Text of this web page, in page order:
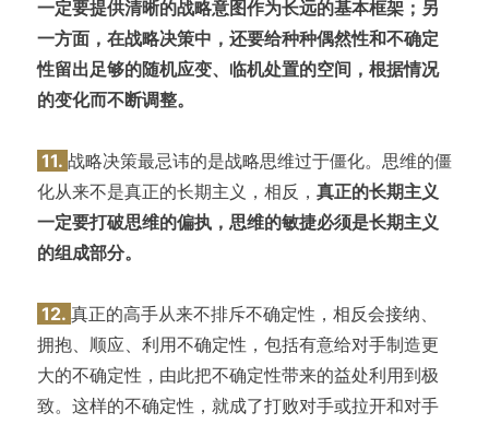
一定要提供清晰的战略意图作为长远的基本框架；另
一方面，在战略决策中，还要给种种偶然性和不确定
性留出足够的随机应变、临机处置的空间，根据情况
的变化而不断调整。
11. 战略决策最忌讳的是战略思维过于僵化。思维的僵
化从来不是真正的长期主义，相反， 真正的长期主义
一定要打破思维的偏执，思维的敏捷必须是长期主义
的组成部分。
12. 真正的高手从来不排斥不确定性，相反会接纳、
拥抱、顺应、利用不确定性，包括有意给对手制造更
大的不确定性，由此把不确定性带来的益处利用到极
致。这样的不确定性，就成了打败对手或拉开和对手